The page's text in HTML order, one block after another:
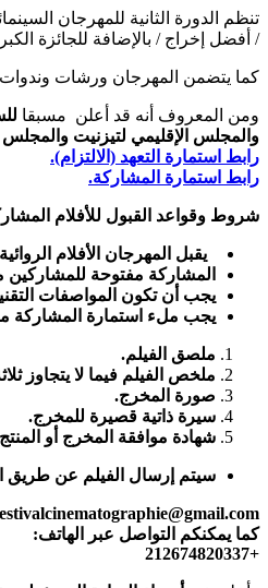
/ أفضل إخراج / بالإضافة للجائزة
كما يتضمن المهرجان ورشات وندوات
ومن المعروف أنه قد أعلن مسبقا
والمجلس الإقليمي لتيزنيت والمجلس
رابط استمارة التعهد (الالتزام).
رابط استمارة المشاركة.
شروط وقواعد القبول للأفلام
يقبل المهرجان الأفلام الروائية القصيرة
المشاركة مفتوحة للمشاركين
يجب أن تكون المواصفات
يجب ملء استمارة المشاركة
ملصق الفيلم.
ملخص الفيلم فيما لا يتجاوز
صورة المخرج.
سيرة ذاتية قصيرة للمخرج.
شهادة موافقة المخرج أو
سيتم إرسال الفيلم عن طريق
كما يمكنكم التواصل عبر الهاتف:
+212674820337